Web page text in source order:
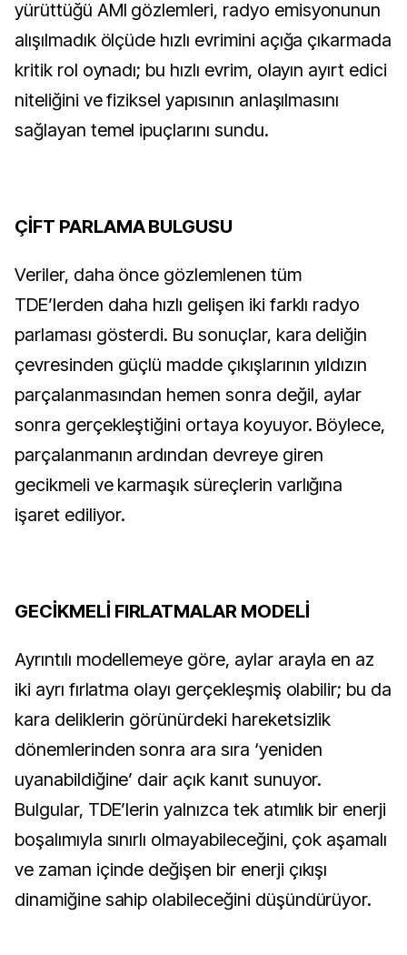
yürüttüğü AMI gözlemleri, radyo emisyonunun
alışılmadık ölçüde hızlı evrimini açığa çıkarmada
kritik rol oynadı; bu hızlı evrim, olayın ayırt edici
niteliğini ve fiziksel yapısının anlaşılmasını
sağlayan temel ipuçlarını sundu.
ÇİFT PARLAMA BULGUSU
Veriler, daha önce gözlemlenen tüm
TDE’lerden daha hızlı gelişen iki farklı radyo
parlaması gösterdi. Bu sonuçlar, kara deliğin
çevresinden güçlü madde çıkışlarının yıldızın
parçalanmasından hemen sonra değil, aylar
sonra gerçekleştiğini ortaya koyuyor. Böylece,
parçalanmanın ardından devreye giren
gecikmeli ve karmaşık süreçlerin varlığına
işaret ediliyor.
GECİKMELİ FIRLATMALAR MODELİ
Ayrıntılı modellemeye göre, aylar arayla en az
iki ayrı fırlatma olayı gerçekleşmiş olabilir; bu da
kara deliklerin görünürdeki hareketsizlik
dönemlerinden sonra ara sıra ‘yeniden
uyanabildiğine’ dair açık kanıt sunuyor.
Bulgular, TDE’lerin yalnızca tek atımlık bir enerji
boşalımıyla sınırlı olmayabileceğini, çok aşamalı
ve zaman içinde değişen bir enerji çıkışı
dinamiğine sahip olabileceğini düşündürüyor.